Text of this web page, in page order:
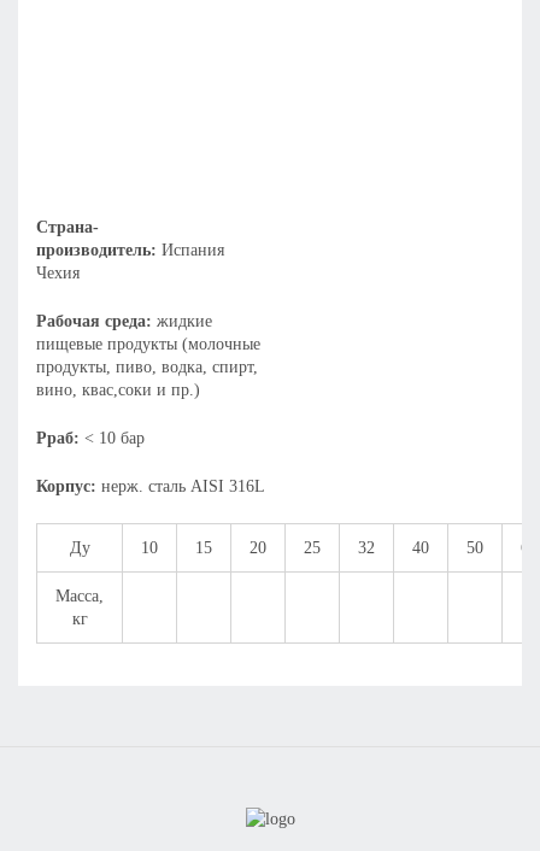
Страна-
производитель: Испания
Чехия
Рабочая среда: жидкие
пищевые продукты (молочные
продукты, пиво, водка, спирт,
вино, квас,соки и пр.)
Рраб: < 10 бар
Корпус: нерж. сталь AISI 316L
Ду 10 15 20 25 32 40 50 65
Масса,
кг